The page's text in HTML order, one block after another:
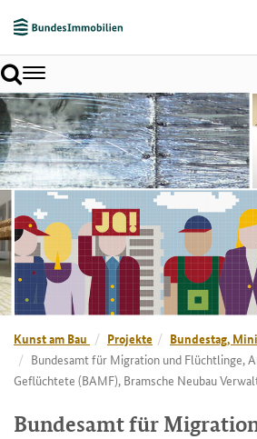
Toggle
navigation
Kunst am Bau Projekte
Bundestag,
Bundesamt für Migration und Flüchtlinge,
Geflüchtete (BAMF), Bramsche Neubau
Bundesamt für